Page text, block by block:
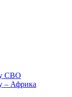
СВО
– Африка